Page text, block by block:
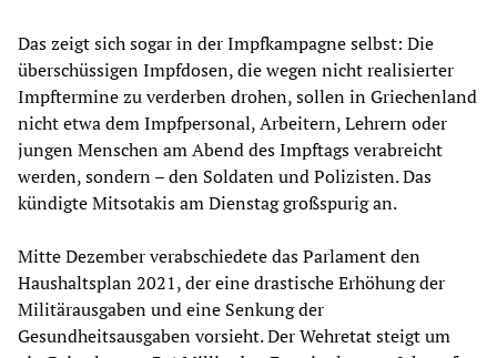
Das zeigt sich sogar in der Impfkampagne selbst: Die
überschüssigen Impfdosen, die wegen nicht realisierter
Impftermine zu verderben drohen, sollen in Griechenland
nicht etwa dem Impfpersonal, Arbeitern, Lehrern oder
jungen Menschen am Abend des Impftags verabreicht
werden, sondern – den Soldaten und Polizisten. Das
kündigte Mitsotakis am Dienstag großspurig an.
Mitte Dezember verabschiedete das Parlament den
Haushaltsplan 2021, der eine drastische Erhöhung der
Militärausgaben und eine Senkung der
Gesundheitsausgaben vorsieht. Der Wehretat steigt um